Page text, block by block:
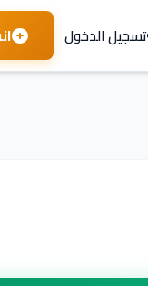
تسجيل الدخول